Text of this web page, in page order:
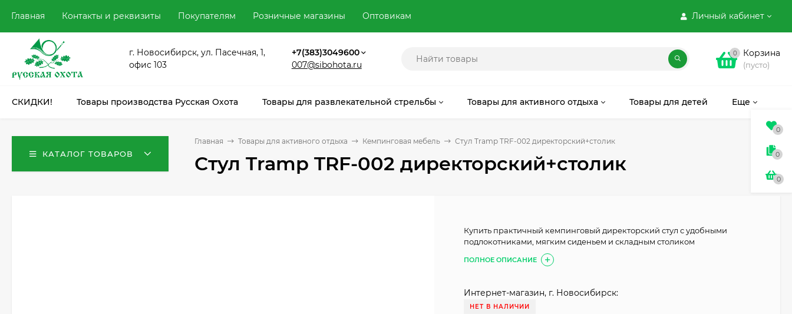
Личный кабинет
Главная Контакты и реквизиты Покупателям Розничные магазины Оптовикам
г. Новосибирск, ул. Пасечная, 1,
офис 103
+7(383)3049600
007@sibohota.ru
0 Корзина
(пусто)
СКИДКИ! Товары производства Русская Охота Товары для развлекательной стрельбы Товары для активного отдыха Товары для детей Еще
КАТАЛОГ ТОВАРОВ
Главная Товары для активного отдыха Кемпинговая мебель Стул Tramp TRF-002 директорский+столик
Стул Tramp TRF-002 директорский+столик
Купить практичный кемпинговый директорский стул с удобными
подлокотниками, мягким сиденьем и складным столиком
ПОЛНОЕ ОПИСАНИЕ
Интернет-магазин, г. Новосибирск:
НЕТ В НАЛИЧИИ
0
0
0